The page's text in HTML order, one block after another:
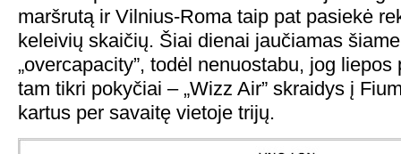
maršrutą ir Vilnius-Roma taip pat pasiekė
keleivių skaičių. Šiai dienai jaučiamas
„overcapacity”, todėl nenuostabu, jog
tam tikri pokyčiai – „Wizz Air” skraidys į
kartus per savaitę vietoje trijų.